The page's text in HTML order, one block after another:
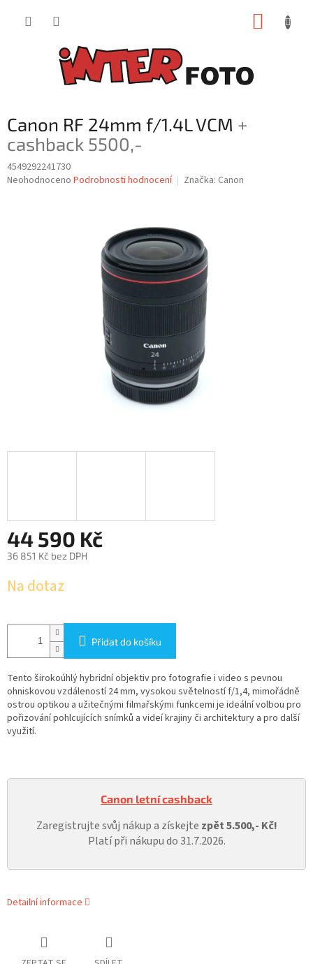
Canon RF 24mm f/1.4L VCM +
cashback 5500,-
4549292241730
Průměrné
Neohodnoceno Podrobnosti hodnocení Značka: Canon
44 590 Kč
36 851 Kč bez DPH
cena:
Na dotaz
Přidat do košíku
Tento širokoúhlý hybridní objektiv pro fotografie i video s pevnou
ohniskovou vzdáleností 24 mm, vysokou světelností f/1,4, mimořádně
ostrou optikou a užitečnými filmařskými funkcemi je ideální volbou pro
pořizování pohlcujících snímků a videí krajiny či architektury a pro další
využití.
Canon letní cashback
Zaregistrujte svůj nákup a získejte zpět 5.500,- Kč!
Platí při nákupu do 31.7.2026.
Detailní informace